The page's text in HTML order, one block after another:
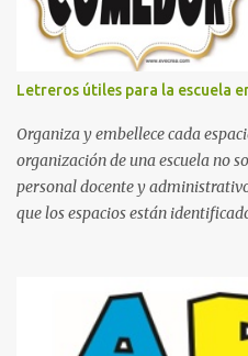
Letreros útiles para la escuela
Organiza y embellece cada
organización de una escuela no
personal docente y
que los espacios están
decorativo que hace que la
moderna y acogedora. Pensando
una colección de letreros útiles